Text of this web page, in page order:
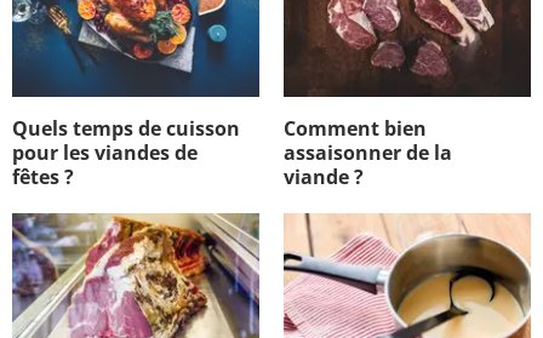
Quels temps de cuisson
pour les viandes de
fêtes ?
Comment bien
assaisonner de la
viande ?